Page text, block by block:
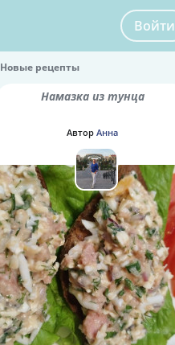
Войти
Новые рецепты
Намазка из тунца
Автор Анна